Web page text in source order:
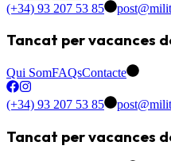
(+34) 93 207 53 85
Tancat per vacances
Qui SomFAQsContacte
(+34) 93 207 53 85
Tancat per vacances